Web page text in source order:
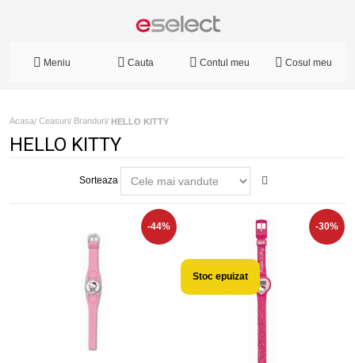
Meniu Cauta Contul meu Cosul meu
Acasa/ Ceasuri/ Branduri/ HELLO KITTY
HELLO KITTY
Sorteaza
-44% -30%
Stoc epuizat